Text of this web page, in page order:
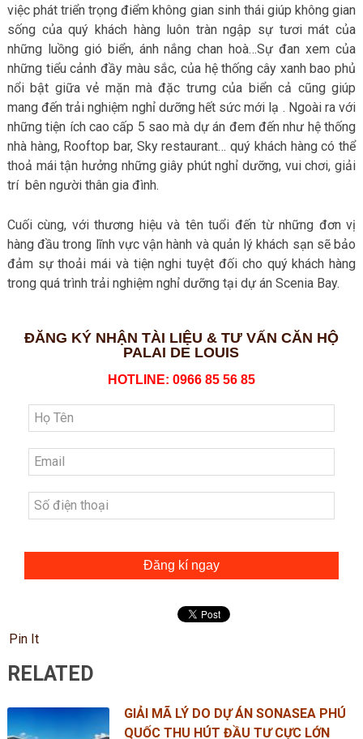
việc phát triển trọng điểm không gian sinh thái giúp không gian
sống của quý khách hàng luôn tràn ngập sự tươi mát của
những luồng gió biển, ánh nắng chan hoà…Sự đan xem của
những tiểu cảnh đầy màu sắc, của hệ thống cây xanh bao phủ
nổi bật giữa vẻ mặn mà đặc trưng của biển cả cũng giúp
mang đến trải nghiệm nghỉ dưỡng hết sức mới lạ . Ngoài ra với
những tiện ích cao cấp 5 sao mà dự án đem đến như hệ thống
nhà hàng, Rooftop bar, Sky restaurant… quý khách hàng có thể
thoả mái tận hưởng những giây phút nghỉ dưỡng, vui chơi, giải
trí bên người thân gia đình.
Cuối cùng, với thương hiệu và tên tuổi đến từ những đơn vị
hàng đầu trong lĩnh vực vận hành và quản lý khách sạn sẽ bảo
đảm sự thoải mái và tiện nghi tuyệt đối cho quý khách hàng
trong quá trình trải nghiệm nghỉ dưỡng tại dự án Scenia Bay.
ĐĂNG KÝ NHẬN TÀI LIỆU & TƯ VẤN CĂN HỘ
PALAI DE LOUIS
HOTLINE: 0966 85 56 85
Đăng kí ngay
Pin It
RELATED
GIẢI MÃ LÝ DO DỰ ÁN SONASEA PHÚ
QUỐC THU HÚT ĐẦU TƯ CỰC LỚN